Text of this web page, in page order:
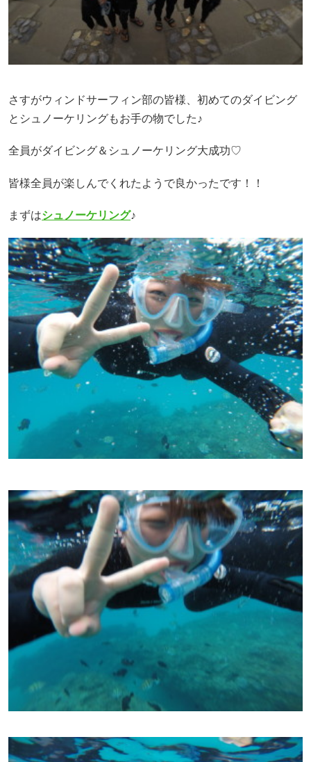
さすがウィンドサーフィン部の皆様、初めてのダイビング
とシュノーケリングもお手の物でした♪
全員がダイビング＆シュノーケリング大成功♡
皆様全員が楽しんでくれたようで良かったです！！
まずはシュノーケリング♪